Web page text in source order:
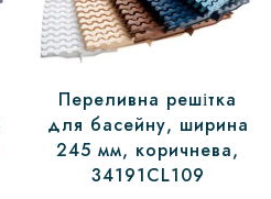
Переливна решітка
для басейну, ширина
245 мм, коричнева,
34191CL109